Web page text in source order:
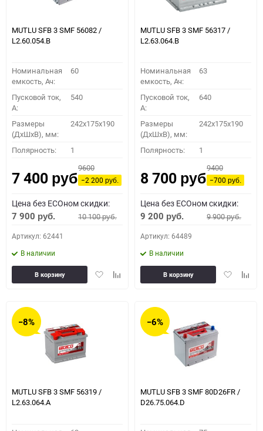
MUTLU SFB 3 SMF 56082 /
L2.60.054.B
Номинальная
емкость, Ач:
60
Пусковой ток,
A:
540
Размеры
(ДхШхВ), мм:
242x175x190
Полярность: 1
7 400 руб.
9600
−2 200руб.
Цена без ECOном скидки:
7 900 руб. 10 100руб.
Артикул: 62441
В наличии
ДобавитьДобавить
В корзину
MUTLU SFB 3 SMF 56317 /
L2.63.064.B
Номинальная
емкость, Ач:
63
Пусковой ток,
A:
640
Размеры
(ДхШхВ), мм:
242x175x190
Полярность: 1
8 700 руб.
9400
−700руб.
Цена без ECOном скидки:
9 200 руб. 9 900руб.
Артикул: 64489
В наличии
Добавить
В корзину
−8%
MUTLU SFB 3 SMF 56319 /
L2.63.064.А
−6%
MUTLU SFB 3 SMF 80D26FR /
D26.75.064.D